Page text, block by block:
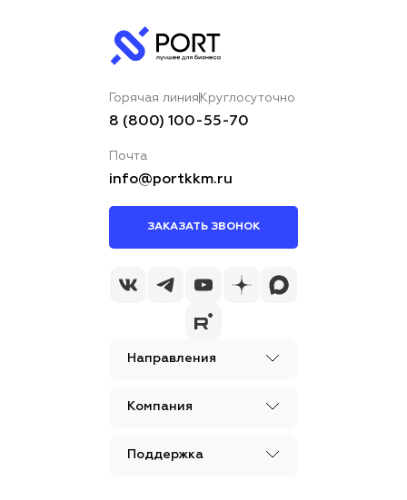
Направления
Компания
Поддержка
Горячая линия Круглосуточно
8 (800) 100-55-70
Почта
info@portkkm.ru
ЗАКАЗАТЬ ЗВОНОК